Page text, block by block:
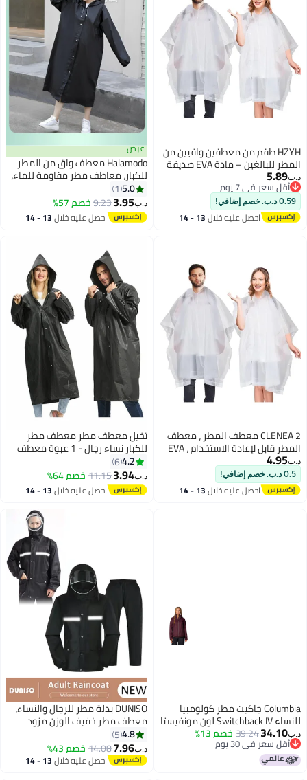
HZYH طقم من معطفين واقيين من
المطر للبالغين – مادة EVA صديقة
للبيئة، غطاء رأس قابل للتعديل،
محمول وقابل لإعادة الاستخدام
د.ب‏5.89
أقل سعر في 7 يوم
أقل سعر في 7 يوم
0.59 د.ب. خصم إضافي!
احصل عليه خلال 13 - 14
عرض
Halamodo معطف واق من المطر
للكبار، معاطف مطر مقاومة للماء،
معاطف مطر طوارئ قابلة لإعادة
الاستخدام مع غطاء للرأس ورباط،
معاطف مطر خفيفة الوزن للنساء
والرجال
5.0
1
د.ب‏3.95
9.23خصم 57%
احصل عليه خلال 13 - 14
CLENEA 2 معطف المطر ، معطف
المطر قابل لإعادة الاستخدام ، EVA
معطف المطر مع سترة المطر قابلة
لإعادة الاستخدام
د.ب‏4.95
0.5 د.ب. خصم إضافي!
احصل عليه خلال 13 - 14
تخيل معطف مطر معطف مطر
للكبار نساء رجال - 1 عبوة معطف
مطر شفاف قابل لإعادة الاستخدام
من نوع إيفا شفاف محمول خفيف
الوزن مع غطاء للرأس، معطف مطر
للكبار قابل للتعبئة بغطاء رأس
4.2
6
د.ب‏3.94
11.15خصم 64%
احصل عليه خلال 13 - 14
Columbia جاكيت مطر كولومبيا
للنساء Switchback IV لون مونفيستا
مقاس صغير جداً
د.ب‏34.10
39.24خصم 13%
أقل سعر في 30 يوم
أقل سعر في 30 يوم
DUNISO بدلة مطر للرجال والنساء،
معطف مطر خفيف الوزن مزود
بغطاء رأس وقابل للتنفس مع شريط
عاكس لافت للنظر، سترة وسروال
مطر متين لممارسة رياضة المشي
لمسافات طويلة وركوب الدراجات
4.8
5
د.ب‏7.96
14.08خصم 43%
احصل عليه خلال 13 - 14